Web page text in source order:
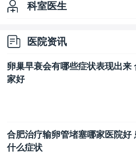
科室医生
医院资讯
卵巢早衰会有哪些症状表现出来
家好
合肥治疗输卵管堵塞哪家医院好
什么症状